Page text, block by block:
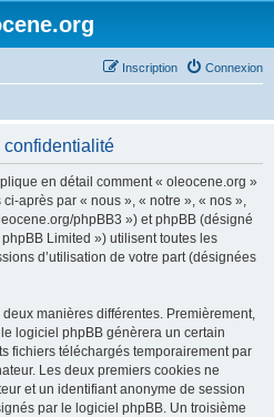
Connexion
Inscription
en détail comment « oleocene.org »
après par « nous », « notre », « nos »,
phpBB3 ») et phpBB (désigné
Limited ») utilisent toutes les
d’utilisation de votre part (désignées
manières différentes. Premièrement,
logiciel phpBB génèrera un certain
fichiers téléchargés temporairement par
Les deux premiers cookies ne
et un identifiant anonyme de session
par le logiciel phpBB. Un troisième